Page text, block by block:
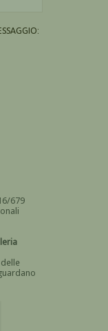
679
consenso